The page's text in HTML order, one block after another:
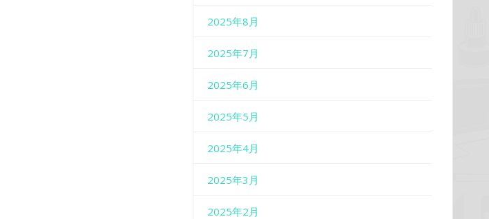
2025年8月
2025年7月
2025年6月
2025年5月
2025年4月
2025年3月
2025年2月